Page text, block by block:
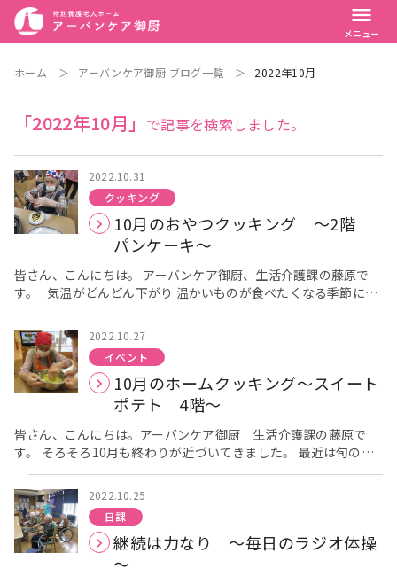
menu
メニュー
ホーム ＞ アーバンケア御厨 ブログ一覧 ＞ 2022年10月
「2022年10月」 で記事を検索しました。
2022.10.31
クッキング
10月のおやつクッキング ～2階
パンケーキ～
皆さん、こんにちは。 アーバンケア御厨、生活介護課の藤原で
す。 気温がどんどん下がり 温かいものが食べたくなる季節にな
りました。 今回は２階のホームクッキングの様子をお伝えしま
す。 今月は、生地作りからお菓子作りを楽しんで頂くために、
「パンケーキ」を作りました。 最初に、薄力粉・砂糖・ベーキ
ングパウダーを入れよく混ぜ 卵・ヨーグルト・牛乳を入れていき
ます。 混ぜるだけでも、かなり力がいる作業です。 次に、ホッ
トプレートに生地をのせ焼いていきます。 きつね色になったら、
ひっくり返し 反対側も焼いていきます。 出来上がったら、 チョ
コレートソースをかけ完成です。 完成後、ご自身で作ったパンケ
ーキを 召し上がって頂きました。 「美味しくできた。」 「自分
で作れるから楽しい！」 「寒かったからちょうど良かった～」
ととても好評でした。 また、来月も皆さんに楽しんで頂ける
ホームクッキングにしたいと思います。
2022.10.27
イベント
10月のホームクッキング～スイート
ポテト 4階～
皆さん、こんにちは。アーバンケア御厨 生活介護課の藤原で
す。 そろそろ10月も終わりが近づいてきました。 最近は旬のサ
ツマイモを使った料理やスイーツが流行っていますね。 よくスー
パーなどで見かけます。 そんなわけで、ご利用者様にも季節の
食べ物を味わっていただこうと ホームクッキングでスイートポテ
トを作りました！ つぶしたサツマイモにバター、牛乳、砂糖を
加え、力いっぱい混ぜていきます サツマイモがたくさん入って
いたので少し混ぜにくいかなと思いましたが、皆さん手慣れた手
2022.10.25
日課
継続は力なり ～毎日のラジオ体操
～